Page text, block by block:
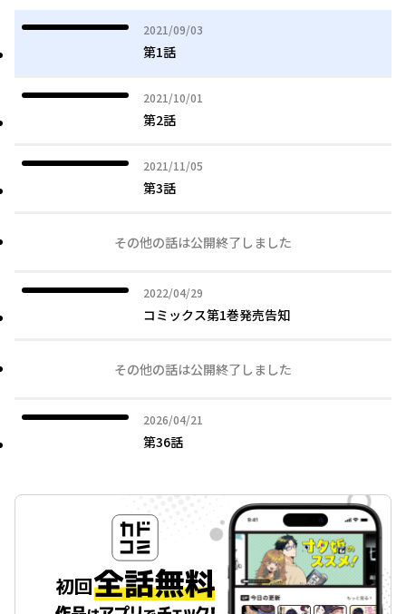
2021/09/03
2021年09月03日
第1話
2021/10/01
2021年10月01日
第2話
2021/11/05
2021年11月05日
第3話
その他の話は公開終了しました
2022/04/29
2022年04月29日
コミックス第1巻発売告知
その他の話は公開終了しました
2026/04/21
2026年04月21日
第36話